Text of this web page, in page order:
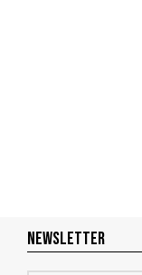
NEWSLETTER